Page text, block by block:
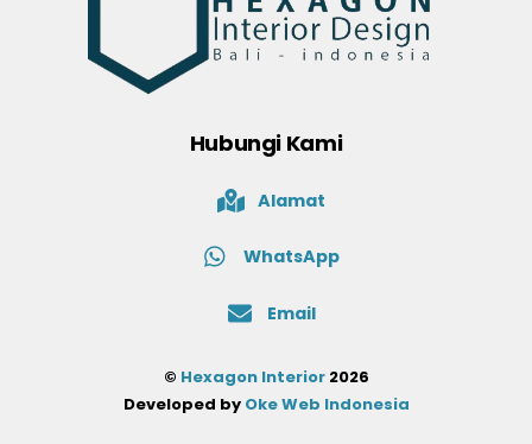
Hubungi Kami
Alamat
WhatsApp
Email
© Hexagon Interior2026
Developed by Oke Web Indonesia